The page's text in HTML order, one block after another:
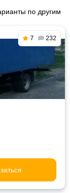
по другим
7 232